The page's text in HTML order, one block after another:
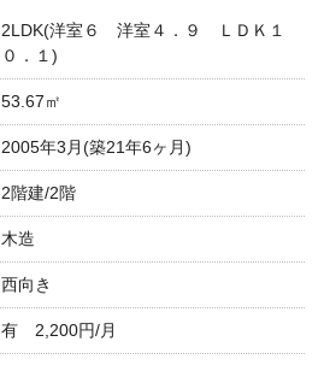
2LDK(洋室６ 洋室４．９ ＬＤＫ１
０．１)
53.67㎡
2005年3月(築21年6ヶ月)
2階建/2階
木造
西向き
有 2,200円/月